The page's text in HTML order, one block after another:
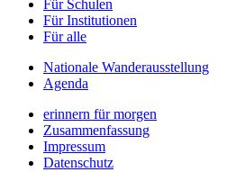
Für Schulen
Für Institutionen
Für alle
Nationale Wanderausstellung
Agenda
erinnern für morgen
Zusammenfassung
Impressum
Datenschutz